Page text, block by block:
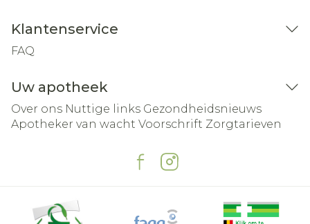
Klantenservice
FAQ
Uw apotheek
Over ons Nuttige links Gezondheidsnieuws
Apotheker van wacht Voorschrift Zorgtarieven